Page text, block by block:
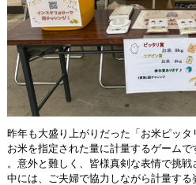
昨年も大盛り上がりだった「お米ピッタ
お米を指定された量に計量するゲームで
。意外と難しく、皆様真剣な表情で挑戦
中には、ご夫婦で協力しながら計量す